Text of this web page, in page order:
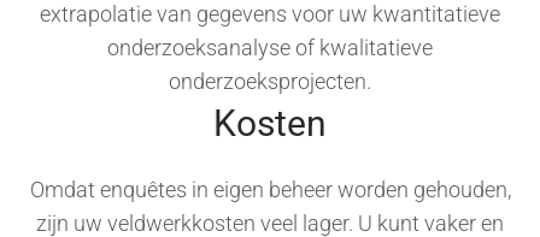
extrapolatie van gegevens voor uw kwantitatieve
onderzoeksanalyse of kwalitatieve
onderzoeksprojecten.
Kosten
Omdat enquêtes in eigen beheer worden gehouden,
zijn uw veldwerkkosten veel lager. U kunt vaker en